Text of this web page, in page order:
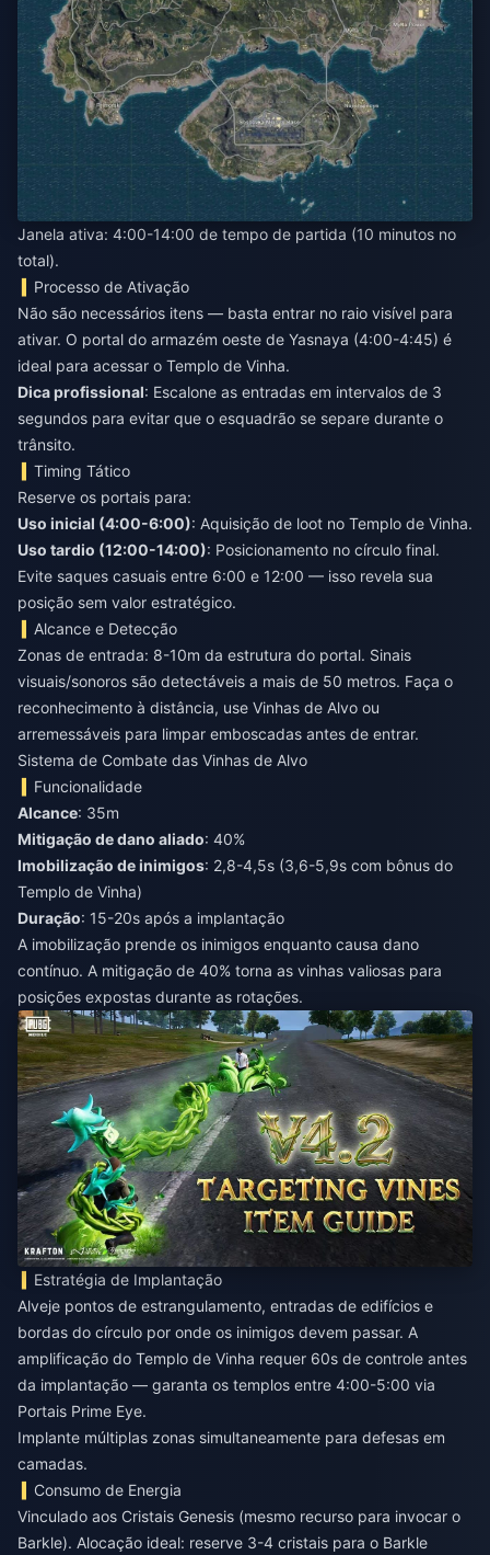
Janela ativa: 4:00-14:00 de tempo de partida (10 minutos no
total).
Processo de Ativação
Não são necessários itens — basta entrar no raio visível para
ativar. O portal do armazém oeste de Yasnaya (4:00-4:45) é
ideal para acessar o Templo de Vinha.
Dica profissional: Escalone as entradas em intervalos de 3
segundos para evitar que o esquadrão se separe durante o
trânsito.
Timing Tático
Reserve os portais para:
Uso inicial (4:00-6:00): Aquisição de loot no Templo de Vinha.
Uso tardio (12:00-14:00): Posicionamento no círculo final.
Evite saques casuais entre 6:00 e 12:00 — isso revela sua
posição sem valor estratégico.
Alcance e Detecção
Zonas de entrada: 8-10m da estrutura do portal. Sinais
visuais/sonoros são detectáveis a mais de 50 metros. Faça o
reconhecimento à distância, use Vinhas de Alvo ou
arremessáveis para limpar emboscadas antes de entrar.
Sistema de Combate das Vinhas de Alvo
Funcionalidade
Alcance: 35m
Mitigação de dano aliado: 40%
Imobilização de inimigos: 2,8-4,5s (3,6-5,9s com bônus do
Templo de Vinha)
Duração: 15-20s após a implantação
A imobilização prende os inimigos enquanto causa dano
contínuo. A mitigação de 40% torna as vinhas valiosas para
posições expostas durante as rotações.
Estratégia de Implantação
Alveje pontos de estrangulamento, entradas de edifícios e
bordas do círculo por onde os inimigos devem passar. A
amplificação do Templo de Vinha requer 60s de controle antes
da implantação — garanta os templos entre 4:00-5:00 via
Portais Prime Eye.
Implante múltiplas zonas simultaneamente para defesas em
camadas.
Consumo de Energia
Vinculado aos Cristais Genesis (mesmo recurso para invocar o
Barkle). Alocação ideal: reserve 3-4 cristais para o Barkle